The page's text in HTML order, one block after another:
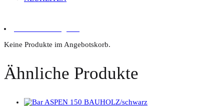
Keine Produkte im Angebotskorb.
Ähnliche Produkte